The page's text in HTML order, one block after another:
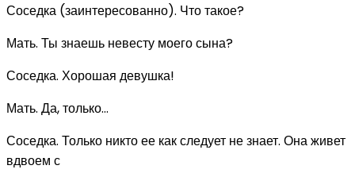
Соседка (заинтересованно). Что такое?
Мать. Ты знаешь невесту моего сына?
Соседка. Хорошая девушка!
Мать. Да, только...
Соседка. Только никто ее как следует не знает. Она живет
вдвоем с